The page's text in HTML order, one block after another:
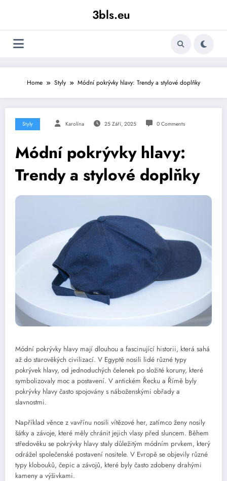
3bls.eu
Home Styly Módní pokrývky hlavy: Trendy a stylové doplňky
Styly Karolína 25 Září, 2025 0 Comments
Módní pokrývky hlavy:
Trendy a stylové doplňky
Módní pokrývky hlavy mají dlouhou a fascinující historii, která sahá
až do starověkých civilizací. V Egyptě nosili lidé různé typy
pokrývek hlavy, od jednoduchých čelenek po složité koruny, které
symbolizovaly moc a postavení. V antickém Řecku a Římě byly
pokrývky hlavy často spojovány s náboženskými obřady a
slavnostmi.
Například věnce z vavřínu nosili vítězové her, zatímco ženy nosily
šátky a závoje, které měly chránit jejich vlasy před sluncem. Během
středověku se pokrývky hlavy staly důležitým módním prvkem, který
odrážel společenské postavení nositele. V Evropě se objevily různé
typy klobouků, čepic a závojů, které byly často zdobeny drahými
kameny a výšivkami.